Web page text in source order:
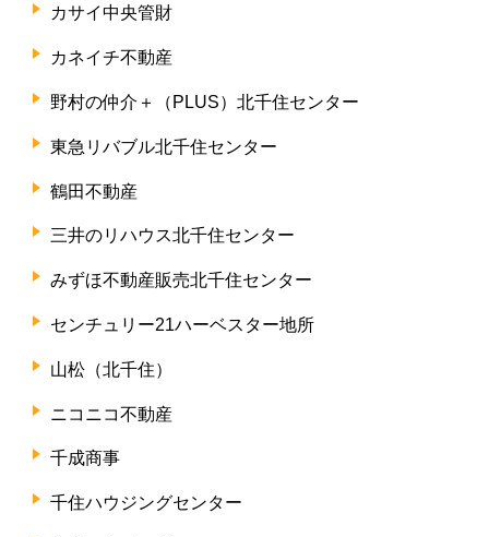
カサイ中央管財
カネイチ不動産
野村の仲介＋（PLUS）北千住センター
東急リバブル北千住センター
鶴田不動産
三井のリハウス北千住センター
みずほ不動産販売北千住センター
センチュリー21ハーベスター地所
山松（北千住）
ニコニコ不動産
千成商事
千住ハウジングセンター